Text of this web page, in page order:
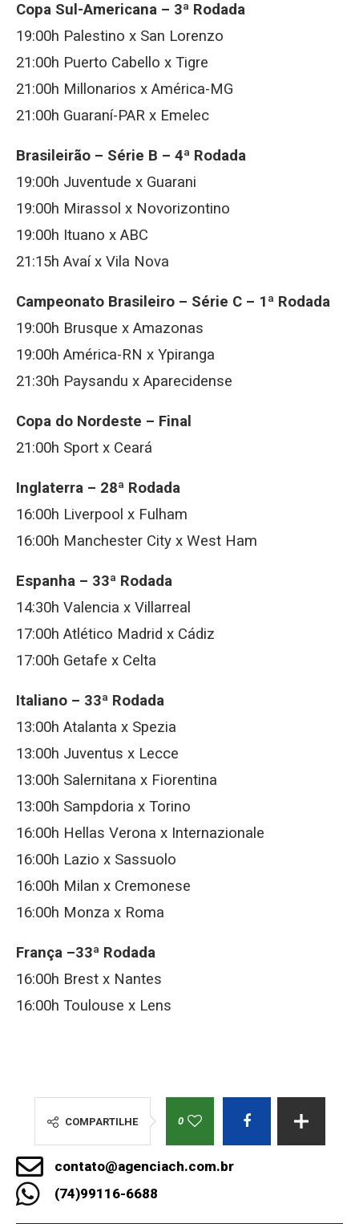
Copa Sul-Americana – 3ª Rodada
19:00h Palestino x San Lorenzo
21:00h Puerto Cabello x Tigre
21:00h Millonarios x América-MG
21:00h Guaraní-PAR x Emelec
Brasileirão – Série B – 4ª Rodada
19:00h Juventude x Guarani
19:00h Mirassol x Novorizontino
19:00h Ituano x ABC
21:15h Avaí x Vila Nova
Campeonato Brasileiro – Série C – 1ª Rodada
19:00h Brusque x Amazonas
19:00h América-RN x Ypiranga
21:30h Paysandu x Aparecidense
Copa do Nordeste – Final
21:00h Sport x Ceará
Inglaterra – 28ª Rodada
16:00h Liverpool x Fulham
16:00h Manchester City x West Ham
Espanha – 33ª Rodada
14:30h Valencia x Villarreal
17:00h Atlético Madrid x Cádiz
17:00h Getafe x Celta
Italiano – 33ª Rodada
13:00h Atalanta x Spezia
13:00h Juventus x Lecce
13:00h Salernitana x Fiorentina
13:00h Sampdoria x Torino
16:00h Hellas Verona x Internazionale
16:00h Lazio x Sassuolo
16:00h Milan x Cremonese
16:00h Monza x Roma
França –33ª Rodada
16:00h Brest x Nantes
16:00h Toulouse x Lens
COMPARTILHE 0
contato@agenciach.com.br
(74)99116-6688